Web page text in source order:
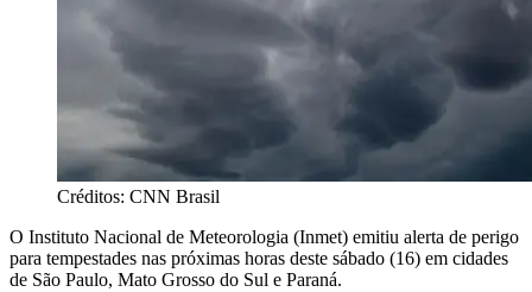
Créditos: CNN Brasil
O Instituto Nacional de Meteorologia (Inmet) emitiu alerta de perigo
para tempestades nas próximas horas deste sábado (16) em cidades
de São Paulo, Mato Grosso do Sul e Paraná.